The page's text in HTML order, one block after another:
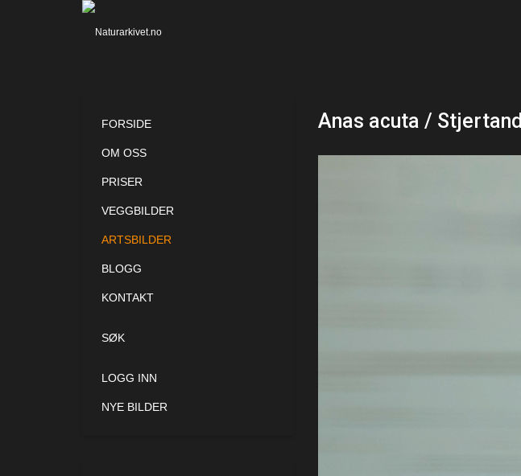
Anas acuta / Stjertand
FORSIDE
OM OSS
PRISER
VEGGBILDER
ARTSBILDER
BLOGG
KONTAKT
SØK
LOGG INN
NYE BILDER